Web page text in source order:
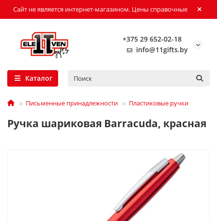
Сайт не является интернет-магазином. Цены справочные
+375 29 652-02-18
info@11gifts.by
Каталог
Письменные принадлежности Пластиковые ручки
Ручка шариковая Barracuda, красная